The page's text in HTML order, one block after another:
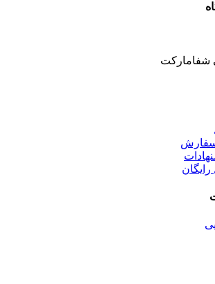
سفارش